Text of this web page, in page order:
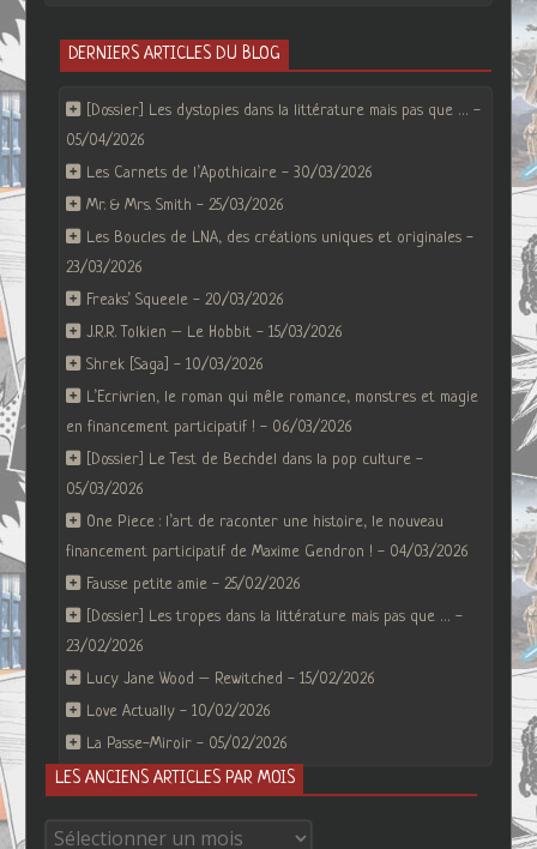
DERNIERS ARTICLES DU BLOG
[Dossier] Les dystopies dans la littérature mais pas que …
05/04/2026
Les Carnets de l’Apothicaire
30/03/2026
Mr. & Mrs. Smith
25/03/2026
Les Boucles de LNA, des créations uniques et originales
23/03/2026
Freaks’ Squeele
20/03/2026
J.R.R. Tolkien – Le Hobbit
15/03/2026
Shrek [Saga]
10/03/2026
L’Ecrivrien, le roman qui mêle romance, monstres et magie
en financement participatif !
06/03/2026
[Dossier] Le Test de Bechdel dans la pop culture
05/03/2026
One Piece : l’art de raconter une histoire, le nouveau
financement participatif de Maxime Gendron !
04/03/2026
Fausse petite amie
25/02/2026
[Dossier] Les tropes dans la littérature mais pas que …
23/02/2026
Lucy Jane Wood – Rewitched
15/02/2026
Love Actually
10/02/2026
La Passe-Miroir
05/02/2026
LES ANCIENS ARTICLES PAR MOIS
Les